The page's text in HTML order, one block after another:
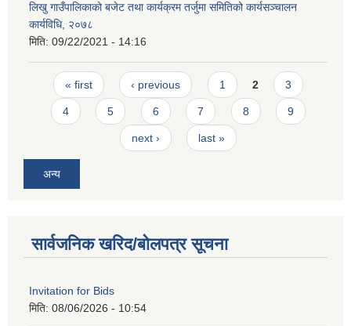
लिखु गाउँपालिकाको बजेट तथा कार्यक्रम तर्जुमा समितिको कार्यसञ्चालन
कार्यविधि, २०७८
मिति: 09/22/2021 - 14:16
Pages
« first ‹ previous 1 2 3
4 5 6 7 8 9
next › last »
अन्य
सार्वजनिक खरिद/बोलपत्र सूचना
Invitation for Bids
मिति: 08/06/2026 - 10:54